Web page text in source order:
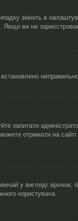
змініть в
ви не
запитати
отримати на сайті
у вигляді зірочок,
користувача.